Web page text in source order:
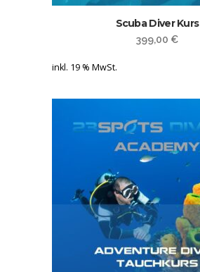
Scuba Diver Kurs
399,00 €
inkl. 19 % MwSt.